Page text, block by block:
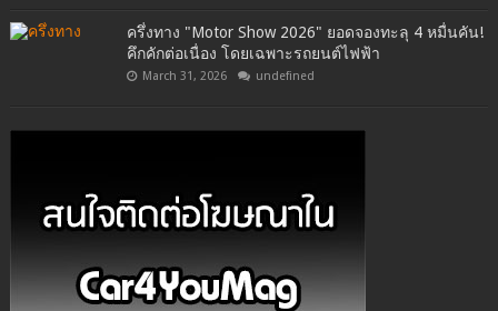
ครึ่งทาง "Motor Show 2026" ยอดจองทะลุ 4 หมื่นคัน!
คึกคักต่อเนื่อง โดยเฉพาะรถยนต์ไฟฟ้า
March 31, 2026 undefined